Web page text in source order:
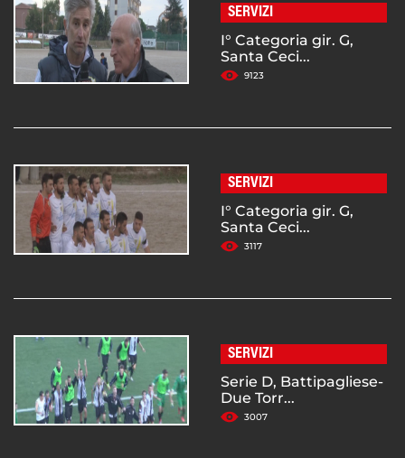
SERVIZI
I° Categoria gir. G,
Santa Ceci...
9123
SERVIZI
I° Categoria gir. G,
Santa Ceci...
3117
SERVIZI
Serie D, Battipagliese-
Due Torr...
3007